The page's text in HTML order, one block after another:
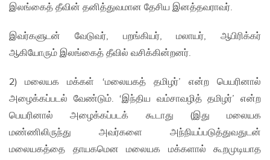
இலங்கைத் தீவின் தனித்துவமான தேசிய இனத்தவராவர்.
இவர்களுடன் வேடுவர், பறங்கியர், மலாயர், ஆபிரிக்கர்
ஆகியோரும் இலங்கைத் தீவில் வசிக்கின்றனர்.
2) மலையக மக்கள் ‘மலையகத் தமிழர்’ என்ற பெயரினால்
அழைக்கப்படல் வேண்டும். ‘இந்திய வம்சாவழித் தமிழர்’ என்ற
பெயரினால் அழைக்கப்படக் கூடாது (இது மலையக
மண்ணிலிருந்து அவர்களை அந்நியப்படுத்துவதுடன்
மலையகத்தை தாயகமென மலையக மக்களால் கூறமுடியாத